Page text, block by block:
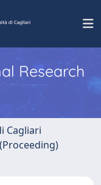
Research
Cagliari